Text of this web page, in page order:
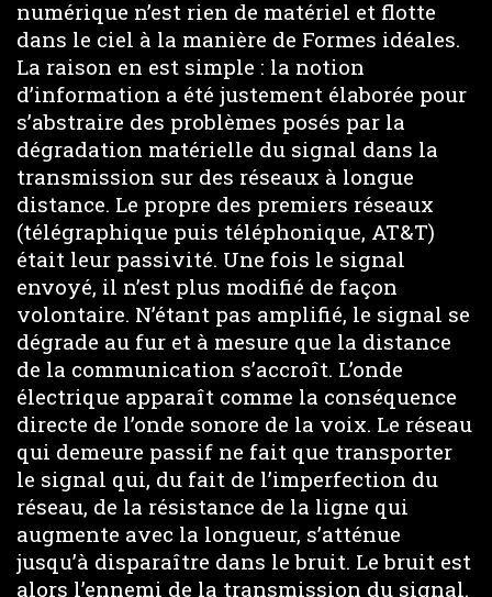
numérique n’est rien de matériel et flotte
dans le ciel à la manière de Formes idéales.
La raison en est simple : la notion
d’information a été justement élaborée pour
s’abstraire des problèmes posés par la
dégradation matérielle du signal dans la
transmission sur des réseaux à longue
distance. Le propre des premiers réseaux
(télégraphique puis téléphonique, AT&T)
était leur passivité. Une fois le signal
envoyé, il n’est plus modifié de façon
volontaire. N’étant pas amplifié, le signal se
dégrade au fur et à mesure que la distance
de la communication s’accroît. L’onde
électrique apparaît comme la conséquence
directe de l’onde sonore de la voix. Le réseau
qui demeure passif ne fait que transporter
le signal qui, du fait de l’imperfection du
réseau, de la résistance de la ligne qui
augmente avec la longueur, s’atténue
jusqu’à disparaître dans le bruit. Le bruit est
alors l’ennemi de la transmission du signal.